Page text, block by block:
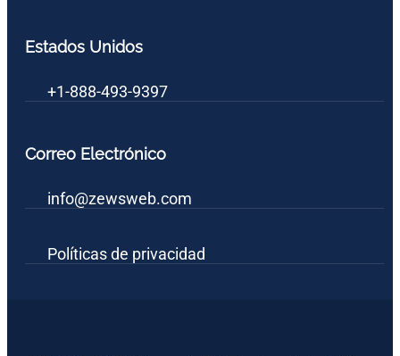
Estados Unidos
+1-888-493-9397
Correo Electrónico
info@zewsweb.com
Políticas de privacidad